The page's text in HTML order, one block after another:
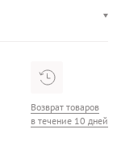
Возврат товаров
в течение 10 дней